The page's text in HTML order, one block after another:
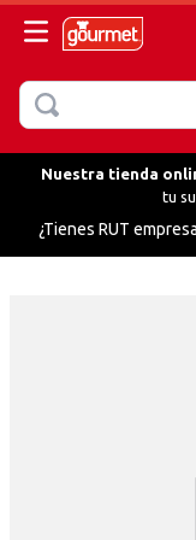
BUSCAR
BUSCADOS
Nuestra tienda
tu
¿Tienes RUT